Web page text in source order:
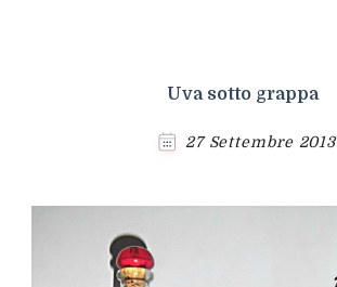
Uva sotto grappa
27 Settembre 2013